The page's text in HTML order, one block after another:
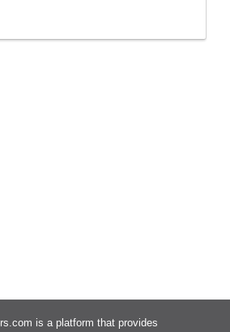
is a platform that provides